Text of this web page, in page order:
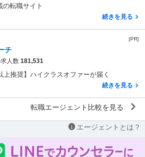
の転職サイト
続きを見る
[PR]
チ
人数 181,531
上推奨】ハイクラスオファーが届く
続きを見る
転職エージェント比較を見る
エージェントとは？